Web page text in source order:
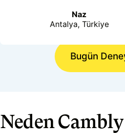
Naz
Antalya, Türkiye
Bugün
Neden